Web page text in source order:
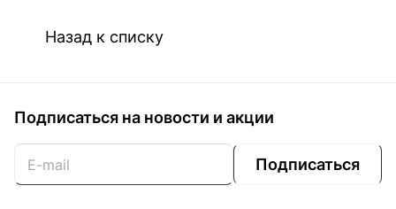
Назад к списку
Подписаться на новости и акции
Подписаться